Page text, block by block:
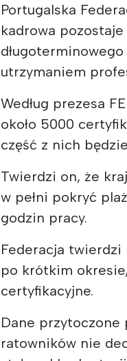
Portugalska
kadrowa
utrzymaniem
Według prezesa
około 5000
część z nich
Twierdzi on, że
w pełni pokryć
godzin pracy.
Federacja twierdzi
po krótkim
certyfikacyjne.
Dane przytoczone
ratowników nie